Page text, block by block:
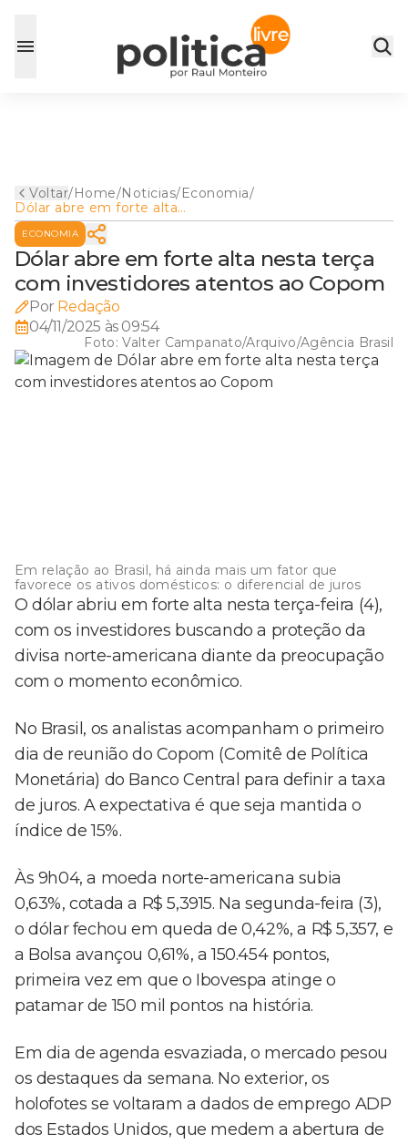
Voltar/Home/Noticias/Economia/
Dólar abre em forte alta
nesta terça com investidores
atentos ao Copom
ECONOMIA
Dólar abre em forte alta nesta terça
com investidores atentos ao Copom
Por Redação
04/11/2025 às 09:54
Foto:Valter Campanato/Arquivo/Agência Brasil
Em relação ao Brasil, há ainda mais um fator que
favorece os ativos domésticos: o diferencial de juros
O dólar abriu em forte alta nesta terça-feira (4),
com os investidores buscando a proteção da
divisa norte-americana diante da preocupação
com o momento econômico.
No Brasil, os analistas acompanham o primeiro
dia de reunião do Copom (Comitê de Política
Monetária) do Banco Central para definir a taxa
de juros. A expectativa é que seja mantida o
índice de 15%.
Às 9h04, a moeda norte-americana subia
0,63%, cotada a R$ 5,3915. Na segunda-feira (3),
o dólar fechou em queda de 0,42%, a R$ 5,357, e
a Bolsa avançou 0,61%, a 150.454 pontos,
primeira vez em que o Ibovespa atinge o
patamar de 150 mil pontos na história.
Em dia de agenda esvaziada, o mercado pesou
os destaques da semana. No exterior, os
holofotes se voltaram a dados de emprego ADP
dos Estados Unidos, que medem a abertura de